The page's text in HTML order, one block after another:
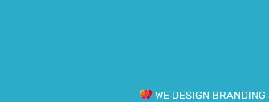
WE DESIGN BRANDING